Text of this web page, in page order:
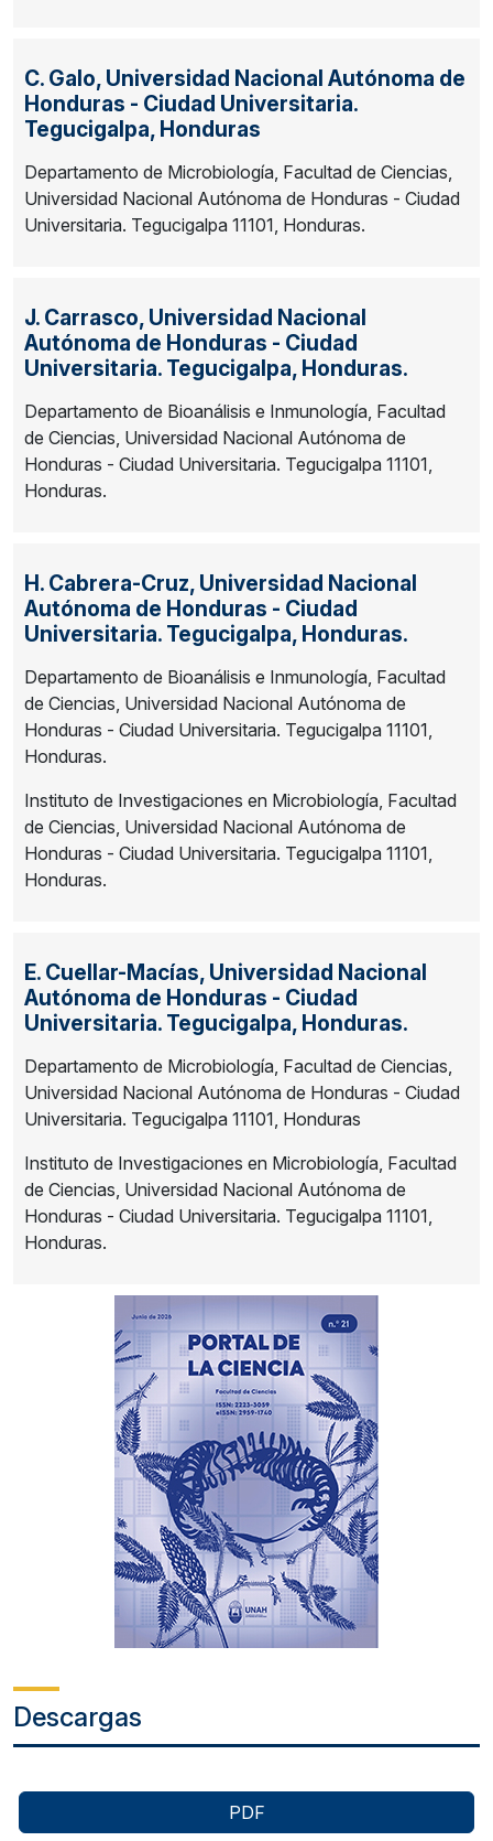
C. Galo, Universidad Nacional Autónoma de
Honduras - Ciudad Universitaria.
Tegucigalpa, Honduras
Departamento de Microbiología, Facultad de Ciencias,
Universidad Nacional Autónoma de Honduras - Ciudad
Universitaria. Tegucigalpa 11101, Honduras.
J. Carrasco, Universidad Nacional
Autónoma de Honduras - Ciudad
Universitaria. Tegucigalpa, Honduras.
Departamento de Bioanálisis e Inmunología, Facultad
de Ciencias, Universidad Nacional Autónoma de
Honduras - Ciudad Universitaria. Tegucigalpa 11101,
Honduras.
H. Cabrera-Cruz, Universidad Nacional
Autónoma de Honduras - Ciudad
Universitaria. Tegucigalpa, Honduras.
Departamento de Bioanálisis e Inmunología, Facultad
de Ciencias, Universidad Nacional Autónoma de
Honduras - Ciudad Universitaria. Tegucigalpa 11101,
Honduras.
Instituto de Investigaciones en Microbiología, Facultad
de Ciencias, Universidad Nacional Autónoma de
Honduras - Ciudad Universitaria. Tegucigalpa 11101,
Honduras.
E. Cuellar-Macías, Universidad Nacional
Autónoma de Honduras - Ciudad
Universitaria. Tegucigalpa, Honduras.
Departamento de Microbiología, Facultad de Ciencias,
Universidad Nacional Autónoma de Honduras - Ciudad
Universitaria. Tegucigalpa 11101, Honduras
Instituto de Investigaciones en Microbiología, Facultad
de Ciencias, Universidad Nacional Autónoma de
Honduras - Ciudad Universitaria. Tegucigalpa 11101,
Honduras.
Descargas
PDF